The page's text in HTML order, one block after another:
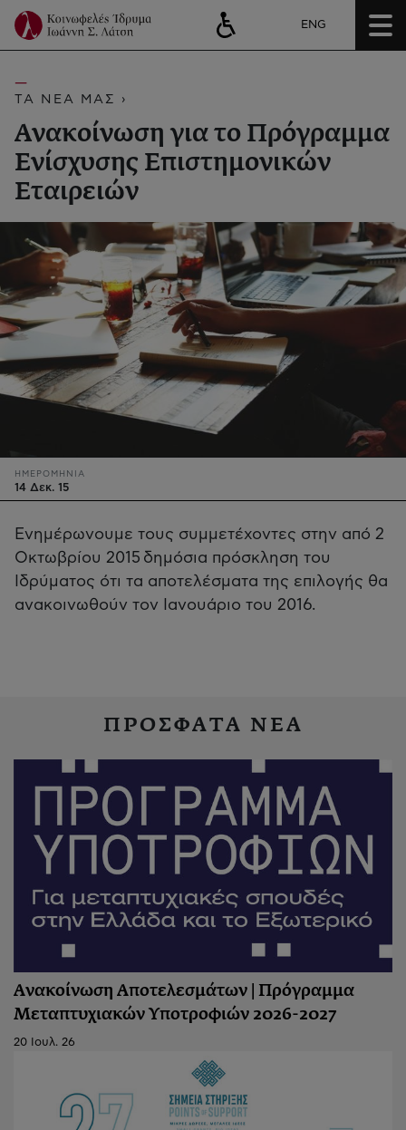
ENG
ΤΑ ΝΕΑ ΜΑΣ ›
Ανακοίνωση για το Πρόγραμμα
Ενίσχυσης Επιστημονικών
Εταιρειών
ΗΜΕΡΟΜΗΝΙΑ
14 Δεκ. 15
Ενημέρωνουμε τους συμμετέχοντες στην από 2
Οκτωβρίου 2015 δημόσια πρόσκληση του
Ιδρύματος ότι τα αποτελέσματα της επιλογής θα
ανακοινωθούν τον Ιανουάριο του 2016.
ΠΡΟΣΦΑΤΑ ΝΕΑ
Ανακοίνωση Αποτελεσμάτων | Πρόγραμμα
Μεταπτυχιακών Υποτροφιών 2026-2027
20 Ιουλ. 26